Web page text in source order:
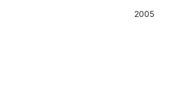
2005